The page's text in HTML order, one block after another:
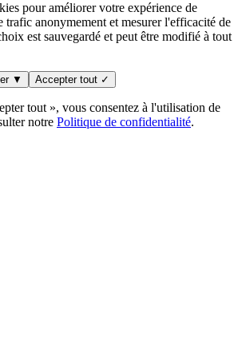
pour améliorer votre expérience de
trafic anonymement et mesurer l'efficacité de
est sauvegardé et peut être modifié à tout
▼ Accepter tout ✓
tout », vous consentez à l'utilisation de
notre Politique de confidentialité.